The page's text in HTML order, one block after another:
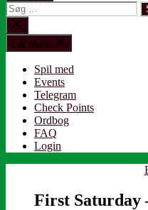
Søg
efter:
Luk
søgning
Luk Menu
Spil med
Events
Telegram
Check Points
Ordbog
FAQ
Login
First Saturday